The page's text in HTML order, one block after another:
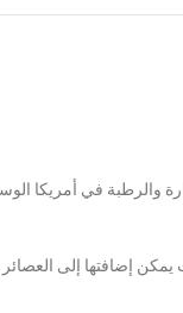
في أمريكا
إضافتها إلى